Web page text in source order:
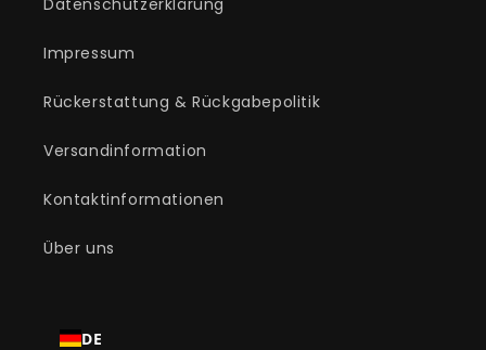
Datenschutzerklärung
Impressum
Rückerstattung & Rückgabepolitik
Versandinformation
Kontaktinformationen
Über uns
DE